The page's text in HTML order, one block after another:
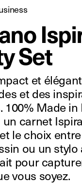
Set
et
et des
100% Made in
carnet
le choix
ou un
pour
vous soyez.